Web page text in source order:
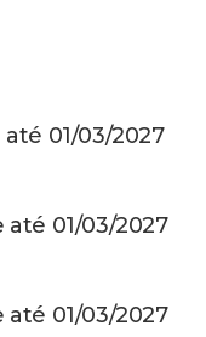
01/03/2027
01/03/2027
01/03/2027